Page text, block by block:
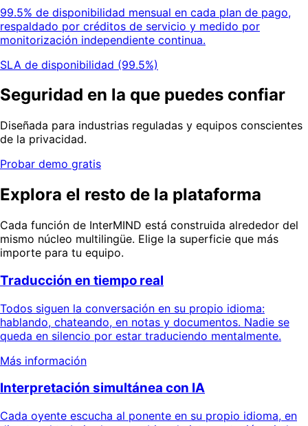
99.5% de disponibilidad mensual en cada plan de pago,
respaldado por créditos de servicio y medido por
monitorización independiente continua.
SLA de disponibilidad (99.5%)
Seguridad en la que puedes confiar
Diseñada para industrias reguladas y equipos conscientes
de la privacidad.
Probar demo gratis
Explora el resto de la plataforma
Cada función de InterMIND está construida alrededor del
mismo núcleo multilingüe. Elige la superficie que más
importe para tu equipo.
Traducción en tiempo real
Todos siguen la conversación en su propio idioma:
hablando, chateando, en notas y documentos. Nadie se
queda en silencio por estar traduciendo mentalmente.
Más información
Interpretación simultánea con IA
Cada oyente escucha al ponente en su propio idioma, en